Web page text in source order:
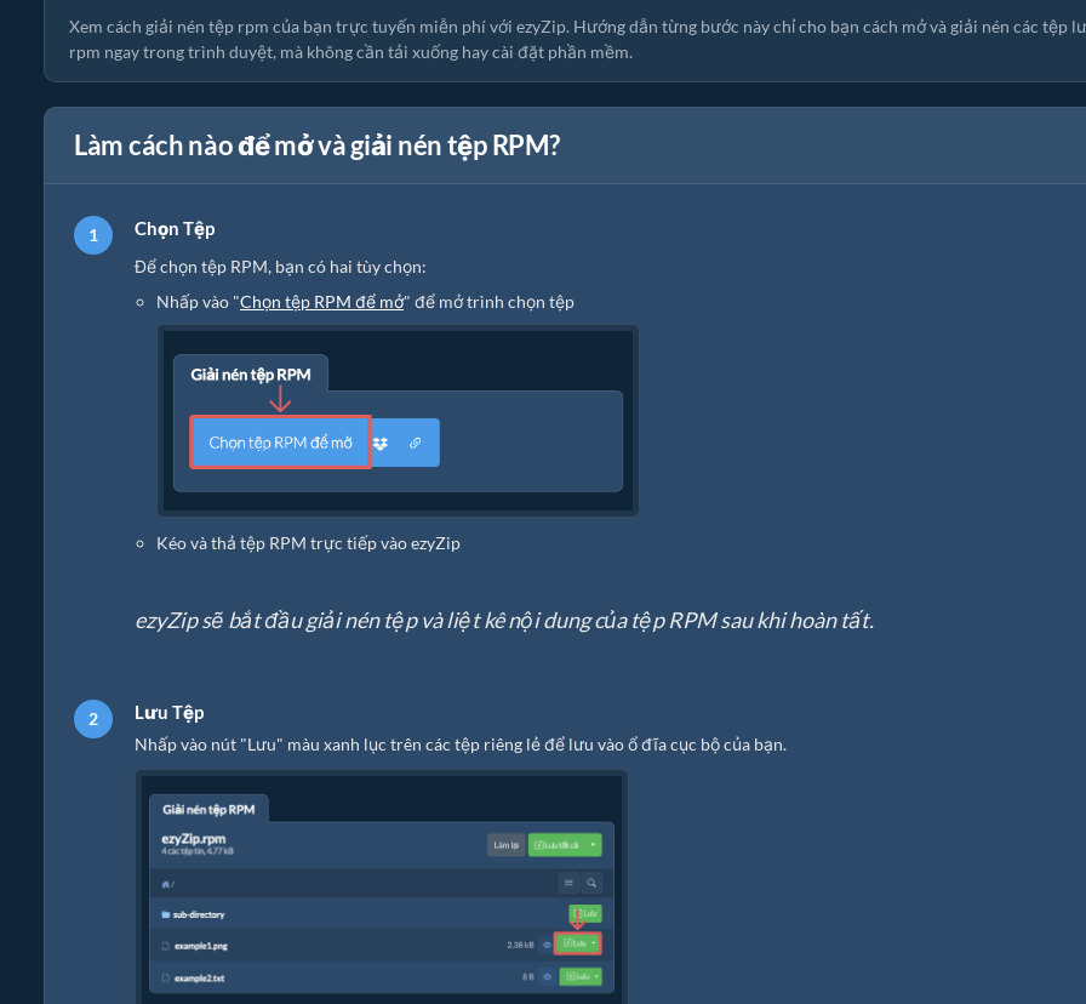
Xem cách giải nén tệp rpm của bạn trực tuyến miễn phí với ezyZip. Hướng dẫn từng bước này chỉ cho bạn cách mở và giải nén các tệp
rpm ngay trong trình duyệt, mà không cần tải xuống hay cài đặt phần mềm.
Làm cách nào để mở và giải nén tệp RPM?
Chọn Tệp
Để chọn tệp RPM, bạn có hai tùy chọn:
Nhấp vào "Chọn tệp RPM để mở" để mở trình chọn tệp
Kéo và thả tệp RPM trực tiếp vào ezyZip
ezyZip sẽ bắt đầu giải nén tệp và liệt kê nội dung của tệp RPM sau khi hoàn tất.
Lưu Tệp
Nhấp vào nút "Lưu" màu xanh lục trên các tệp riêng lẻ để lưu vào ổ đĩa cục bộ của bạn.